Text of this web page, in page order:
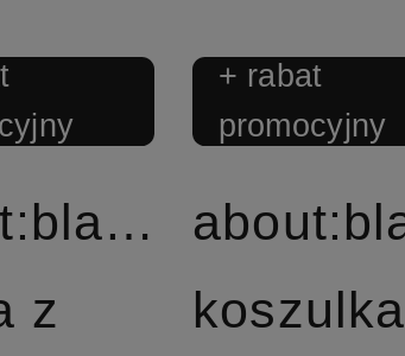
about:blank
z
+ rabat
promocyjny
koszulka